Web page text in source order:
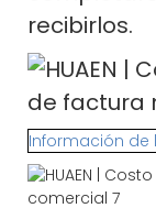
recibirlos.
Información de